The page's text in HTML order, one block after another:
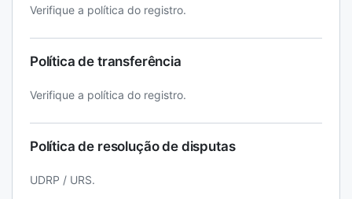
Verifique a política do registro.
Política de transferência
Verifique a política do registro.
Política de resolução de disputas
UDRP / URS.